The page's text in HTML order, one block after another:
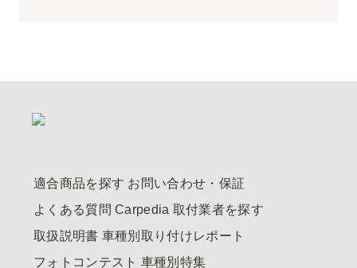
適合商品を探す お問い合わせ・保証
よくある質問 Carpedia 取付業者を探す
取扱説明書 車種別取り付けレポート
フォトコンテスト 車種別特集